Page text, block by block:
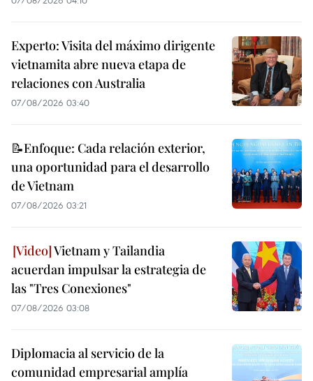
Experto: Visita del máximo dirigente
vietnamita abre nueva etapa de
relaciones con Australia
07/08/2026 03:40
📝Enfoque: Cada relación exterior,
una oportunidad para el desarrollo
de Vietnam
07/08/2026 03:21
Vietnam y Tailandia
acuerdan impulsar la estrategia de
las "Tres Conexiones"
07/08/2026 03:08
Diplomacia al servicio de la
comunidad empresarial amplía